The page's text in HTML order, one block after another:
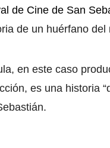
de Cine de San
de un huérfano
en este caso
es una historia